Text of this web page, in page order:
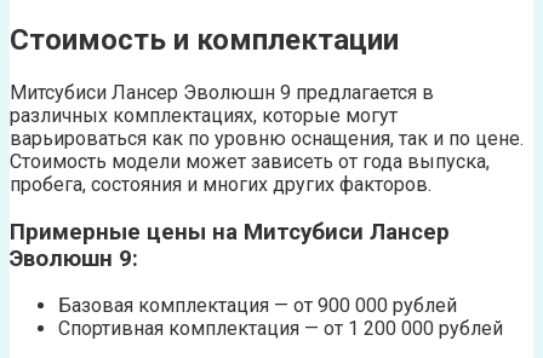
Стоимость и комплектации
Митсубиси Лансер Эволюшн 9 предлагается в
различных комплектациях, которые могут
варьироваться как по уровню оснащения, так и по цене.
Стоимость модели может зависеть от года выпуска,
пробега, состояния и многих других факторов.
Примерные цены на Митсубиси Лансер
Эволюшн 9:
Базовая комплектация — от 900 000 рублей
Спортивная комплектация — от 1 200 000 рублей